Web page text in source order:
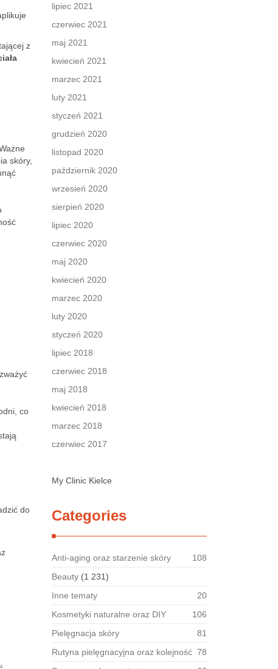
z
skóry,
co
do
lipiec 2021
czerwiec 2021
maj 2021
kwiecień 2021
marzec 2021
luty 2021
styczeń 2021
grudzień 2020
listopad 2020
październik 2020
wrzesień 2020
sierpień 2020
lipiec 2020
czerwiec 2020
maj 2020
kwiecień 2020
marzec 2020
luty 2020
styczeń 2020
lipiec 2018
czerwiec 2018
maj 2018
kwiecień 2018
marzec 2018
czerwiec 2017
My Clinic Kielce
Categories
Anti-aging oraz starzenie skóry
108
Beauty (1 231)
Inne tematy
20
Kosmetyki naturalne oraz DIY
106
Pielęgnacja skóry
81
Rutyna pielęgnacyjna oraz kolejność 78